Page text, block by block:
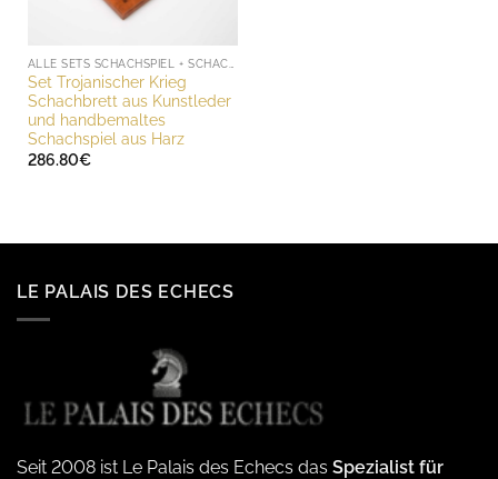
ALLE SETS SCHACHSPIEL + SCHACHBRETT
Set Trojanischer Krieg
Schachbrett aus Kunstleder
und handbemaltes
Schachspiel aus Harz
286.80€
LE PALAIS DES ECHECS
Seit 2008 ist Le Palais des Echecs das Spezialist für